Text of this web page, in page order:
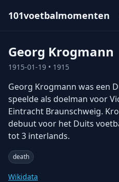
101voetbalmomenten
Georg Krogmann
1915-01-19 • 1915
Georg Krogmann was een
speelde als doelman voor
Eintracht Braunschweig.
debuut voor het Duits
tot 3 interlands.
death
Wikidata